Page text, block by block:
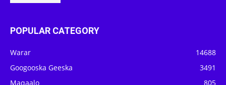
POPULAR CATEGORY
Warar
14688
Googooska Geeska
3491
Maqaalo
805